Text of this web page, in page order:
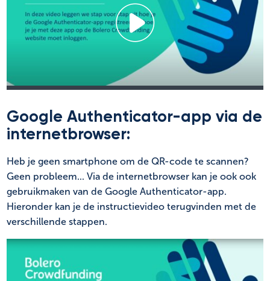
Google Authenticator-app via de
internetbrowser:
Heb je geen smartphone om de QR-code te scannen?
Geen probleem... Via de internetbrowser kan je ook ook
gebruikmaken van de Google Authenticator-app.
Hieronder kan je de instructievideo terugvinden met de
verschillende stappen.